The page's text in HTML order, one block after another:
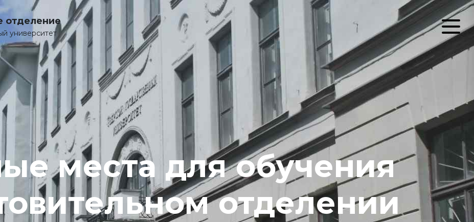
отделение
университет
места для обучения
отделении